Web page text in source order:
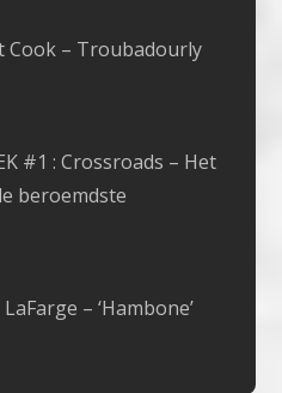
Cook – Troubadourly
#1 : Crossroads – Het
beroemdste
– ‘Hambone’